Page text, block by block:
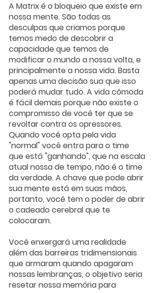
A Matrix é o bloqueio que existe em
nossa mente. São todas as
desculpas que criamos porque
temos medo de descobrir a
capacidade que temos de
modificar o mundo a nossa volta, e
principalmente a nossa vida. Basta
apenas uma decisão sua que isso
poderá mudar tudo. A vida cômoda
é fácil demais porque não existe o
compromisso de você ter que se
revoltar contra os opressores.
Quando você opta pela vida
"normal" você entra para o time
que está "ganhando", que na escala
atual nossa de tempo, não é o time
da verdade. A chave que pode abrir
sua mente está em suas mãos,
portanto, você tem o poder de abrir
o cadeado cerebral que te
colocaram.
Você enxergará uma realidade
além das barreiras tridimensionais
que armaram quando apagaram
nossas lembranças, o objetivo seria
resetar nossa memória para